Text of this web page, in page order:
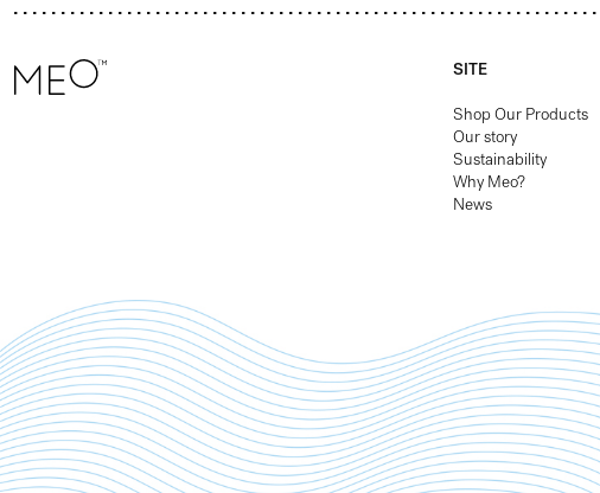
SITE
Shop Our Products
Our story
Sustainability
Why Meo?
News